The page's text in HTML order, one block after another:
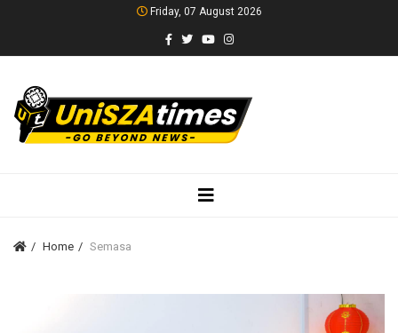
Friday, 07 August 2026
Home Semasa